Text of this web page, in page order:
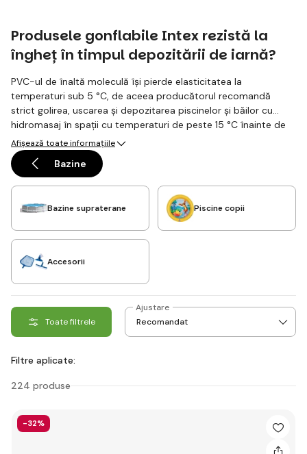
Produsele gonflabile Intex rezistă la
îngheț în timpul depozitării de iarnă?
PVC-ul de înaltă moleculă își pierde elasticitatea la
temperaturi sub 5 °C, de aceea producătorul recomandă
strict golirea, uscarea și depozitarea piscinelor și băilor cu
hidromasaj în spații cu temperaturi de peste 15 °C înainte de
iarnă. Înghețul provoacă microfisuri în îmbinări. Depozitați în
condiții de uscat și cald.
Afișează toate informațiile
Bazine
Bazine supraterane Piscine copii
Accesorii
Toate filtrele
Ajustare
Filtre aplicate:
224 produse
-32%